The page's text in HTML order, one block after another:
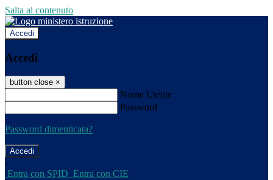
Salta al contenuto
Accedi
Accedi
button close ×
Nome Utente
Password
Password dimenticata?
-
Entra con SPID Entra con CIE